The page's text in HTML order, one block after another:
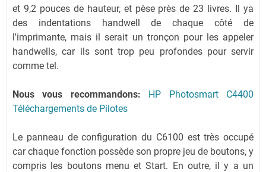
et 9,2 pouces de hauteur, et pèse près de 23 livres. Il ya
des indentations handwell de chaque côté de
l'imprimante, mais il serait un tronçon pour les appeler
handwells, car ils sont trop peu profondes pour servir
comme tel.
Nous vous recommandons:
HP Photosmart C4400
Téléchargements de Pilotes
Le panneau de configuration du C6100 est très occupé
car chaque fonction possède son propre jeu de boutons, y
compris les boutons menu et Start. En outre, il y a un